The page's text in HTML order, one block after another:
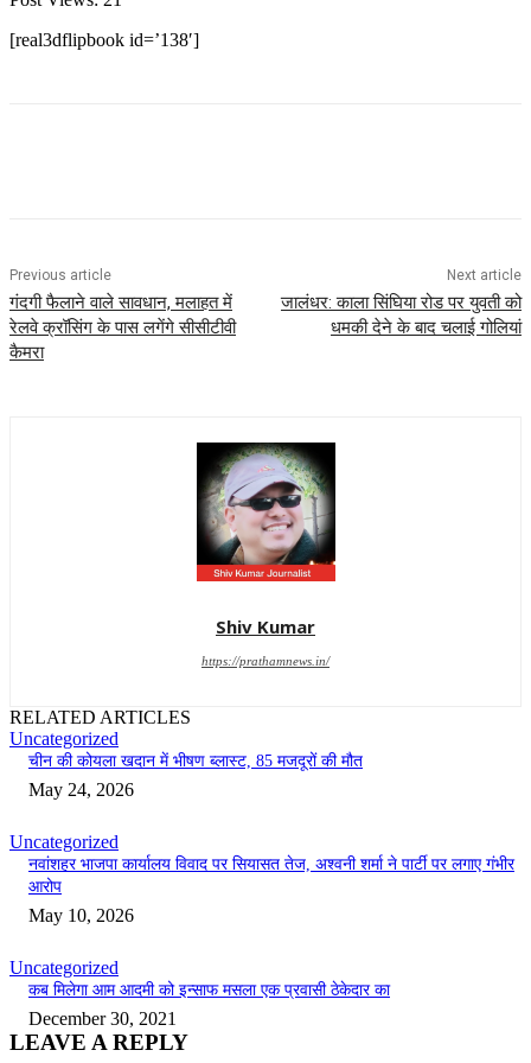
[real3dflipbook id=’138′]
Previous article
गंदगी फैलाने वाले सावधान, मलाहत में
रेलवे क्रॉसिंग के पास लगेंगे सीसीटीवी
कैमरा
Next article
जालंधर: काला सिंघिया रोड पर युवती को
धमकी देने के बाद चलाई गोलियां
Shiv Kumar
https://prathamnews.in/
RELATED ARTICLES
Uncategorized
चीन की कोयला खदान में भीषण ब्लास्ट, 85 मजदूरों की मौत
May 24, 2026
Uncategorized
नवांशहर भाजपा कार्यालय विवाद पर सियासत तेज, अश्वनी शर्मा ने पार्टी पर लगाए गंभीर
आरोप
May 10, 2026
Uncategorized
कब मिलेगा आम आदमी को इन्साफ मसला एक प्रवासी ठेकेदार का
December 30, 2021
LEAVE A REPLY